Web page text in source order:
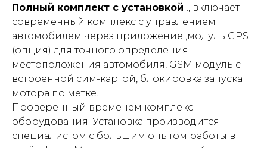
Полный комплект с установкой
., включает
современный комплекс с управлением
автомобилем через приложение ,модуль GPS
(опция) для точного определения
местоположения автомобиля, GSM модуль с
встроенной сим-картой, блокировка запуска
мотора по метке.
Проверенный временем комплекс
оборудования. Установка производится
специалистом с большим опытом работы в